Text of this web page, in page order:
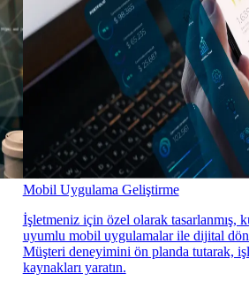
Mobil Uygulama Geliştirme
İşletmeniz için özel olarak tasarlanmış,
uyumlu mobil uygulamalar ile dijital
Müşteri deneyimini ön planda tutarak,
kaynakları yaratın.